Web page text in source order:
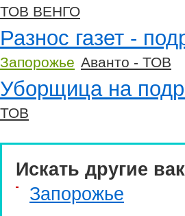
ТОВ ВЕНГО
Разнос газет -
Запорожье Аванто - ТОВ
Уборщица на
ТОВ
Искать другие
Запорожье